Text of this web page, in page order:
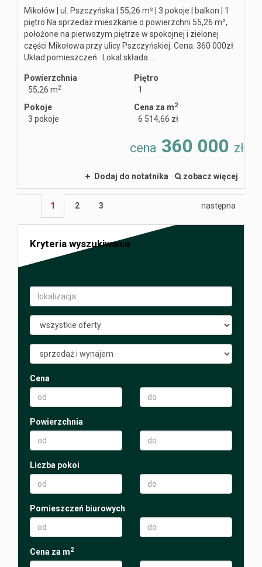
Mikołów | ul. Pszczyńska | 55,26 m² | 3 pokoje | balkon | 1
piętro Na sprzedaż mieszkanie o powierzchni 55,26 m²,
położone na pierwszym piętrze w spokojnej i zielonej
części Mikołowa przy ulicy Pszczyńskiej. Cena: 360 000zł
Układ pomieszczeń: Lokal składa ...
Powierzchnia
55,26 m2
Piętro
1
Pokoje
3 pokoje
Cena za m2
6 514,66 zł
cena 360 000 zł
Dodaj do notatnika zobacz więcej
1 2 3 następna
Kryteria wyszukiwania
Cena
Powierzchnia
Liczba pokoi
Pomieszczeń biurowych
Cena za m2